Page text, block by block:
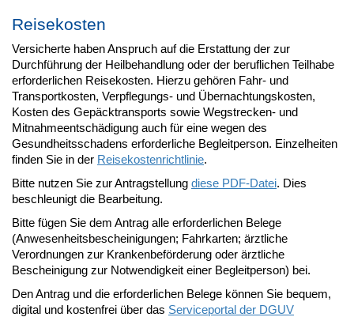
Reisekosten
Versicherte haben Anspruch auf die Erstattung der zur
Durchführung der Heilbehandlung oder der beruflichen Teilhabe
erforderlichen Reisekosten. Hierzu gehören Fahr- und
Transportkosten, Verpflegungs- und Übernachtungskosten,
Kosten des Gepäcktransports sowie Wegstrecken- und
Mitnahmeentschädigung auch für eine wegen des
Gesundheitsschadens erforderliche Begleitperson. Einzelheiten
finden Sie in der Reisekostenrichtlinie.
Bitte nutzen Sie zur Antragstellung diese PDF-Datei. Dies
beschleunigt die Bearbeitung.
Bitte fügen Sie dem Antrag alle erforderlichen Belege
(Anwesenheitsbescheinigungen; Fahrkarten; ärztliche
Verordnungen zur Krankenbeförderung oder ärztliche
Bescheinigung zur Notwendigkeit einer Begleitperson) bei.
Den Antrag und die erforderlichen Belege können Sie bequem,
digital und kostenfrei über das Serviceportal der DGUV